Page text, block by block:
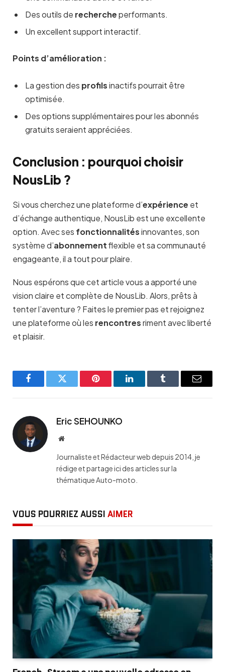
Des outils de rechercheperformants.
Un excellent support interactif.
Points d’amélioration :
La gestion des profilsinactifs pourrait être
optimisée.
Des options supplémentaires pour les abonnés
gratuits seraient appréciées.
Conclusion : pourquoi choisir
NousLib ?
Si vous cherchez une plateforme d’expérience et
d’échange authentique, NousLib est une excellente
option. Avec ses fonctionnalitésinnovantes, son
système d’abonnementflexible et sa communauté
engageante, il a tout pour plaire.
Nous espérons que cet article vous a apporté une
vision claire et complète de NousLib. Alors, prêts à
tenter l’aventure ? Faites le premier pas et rejoignez
une plateforme où les rencontresriment avec liberté
et plaisir.
FacebookTwitter Pinterest LinkedInTumblr Email
Eric SEHOUNKO
Website
Journaliste et Rédacteur web depuis 2014, je
rédige et partage ici des articles sur la
thématique Auto-moto.
VOUS POURRIEZ AUSSI AIMER